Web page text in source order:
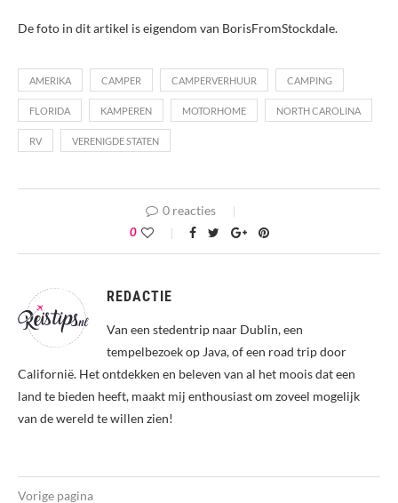
De foto in dit artikel is eigendom van BorisFromStockdale.
AMERIKA CAMPER CAMPERVERHUUR CAMPING
FLORIDA KAMPEREN MOTORHOME NORTH CAROLINA
RV VERENIGDE STATEN
0 reacties
0
REDACTIE
Van een stedentrip naar Dublin, een
tempelbezoek op Java, of een road trip door
Californië. Het ontdekken en beleven van al het moois dat een
land te bieden heeft, maakt mij enthousiast om zoveel mogelijk
van de wereld te willen zien!
Vorige pagina